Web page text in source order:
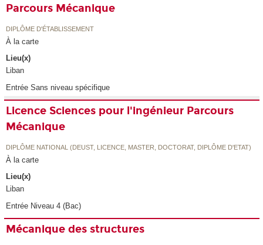
Parcours Mécanique
DIPLÔME D'ÉTABLISSEMENT
À la carte
Lieu(x)
Liban
Entrée Sans niveau spécifique
Licence Sciences pour l'ingénieur Parcours
Mécanique
DIPLÔME NATIONAL (DEUST, LICENCE, MASTER, DOCTORAT, DIPLÔME D'ETAT)
À la carte
Lieu(x)
Liban
Entrée Niveau 4 (Bac)
Mécanique des structures